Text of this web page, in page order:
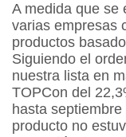
A medida que se
varias empresas
productos
Siguiendo el
nuestra lista en
TOPCon del
hasta
producto no